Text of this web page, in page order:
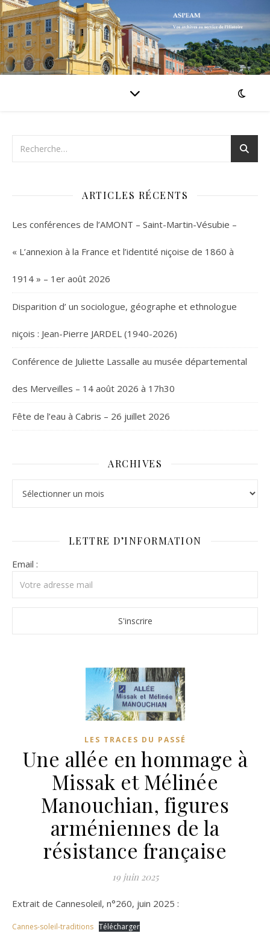
ARTICLES RÉCENTS
Les conférences de l’AMONT – Saint-Martin-Vésubie –
« L’annexion à la France et l’identité niçoise de 1860 à
1914 » – 1er août 2026
Disparition d’ un sociologue, géographe et ethnologue
niçois : Jean-Pierre JARDEL (1940-2026)
Conférence de Juliette Lassalle au musée départemental
des Merveilles – 14 août 2026 à 17h30
Fête de l’eau à Cabris – 26 juillet 2026
ARCHIVES
LETTRE D’INFORMATION
Email :
LES TRACES DU PASSÉ
Une allée en hommage à
Missak et Mélinée
Manouchian, figures
arméniennes de la
résistance française
19 juin 2025
Extrait de Cannesoleil, n°260, juin 2025 :
Cannes-soleil-traditions Télécharger